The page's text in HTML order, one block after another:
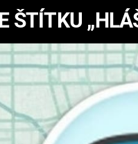
CHUCK
NORRIS
ŠTÍTKU